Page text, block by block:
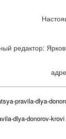
редактор:
pravila-dlya-
dlya-donorov-krovi